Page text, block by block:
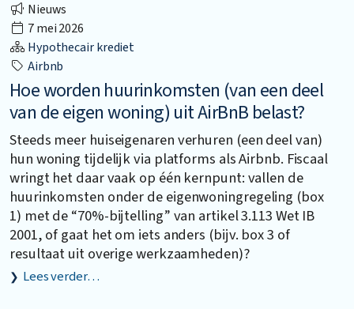
Nieuws
7 mei 2026
Hypothecair krediet
Airbnb
Hoe worden huurinkomsten (van een deel
van de eigen woning) uit AirBnB belast?
Steeds meer huiseigenaren verhuren (een deel van)
hun woning tijdelijk via platforms als Airbnb. Fiscaal
wringt het daar vaak op één kernpunt: vallen de
huurinkomsten onder de eigenwoningregeling (box
1) met de “70%-bijtelling” van artikel 3.113 Wet IB
2001, of gaat het om iets anders (bijv. box 3 of
resultaat uit overige werkzaamheden)?
Lees verder…